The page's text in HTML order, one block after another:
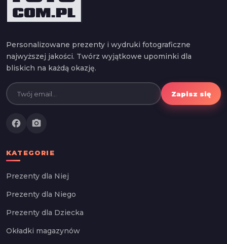
Personalizowane prezenty i wydruki fotograficzne
najwyższej jakości. Twórz wyjątkowe upominki dla
bliskich na każdą okazję.
Zapisz się
facebook photo_camera
KATEGORIE
Prezenty dla Niej
Prezenty dla Niego
Prezenty dla Dziecka
Okładki magazynów